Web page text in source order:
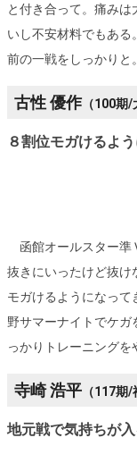
と付き合って。痛み
いし不安材料でもあ
前の一戦をしっかりと。
古性 優作（100期/
８割位モガけるよう
函館オールスター準
抜きにいったけど抜け
モガけるようになって
野サマーナイトでケガ
っかりトレーニングを
寺崎 浩平 （117期/
地元戦で気持ちが